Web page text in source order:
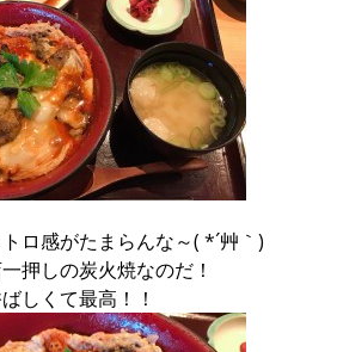
ロ感がたまらんな～( *´艸｀)
押しの炭火焼なのだ！
しくて最高！！